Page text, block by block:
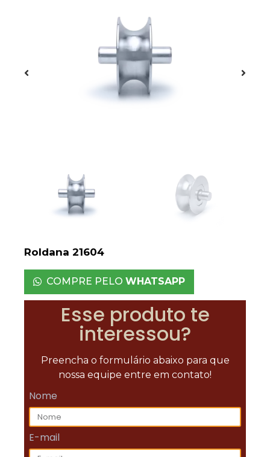
Roldana 21604
COMPRE PELO WHATSAPP
Esse produto te
interessou?
Preencha o formulário abaixo para que
nossa equipe entre em contato!
Nome
E-mail